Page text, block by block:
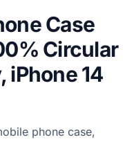
Case
Circular
iPhone 14
phone case,